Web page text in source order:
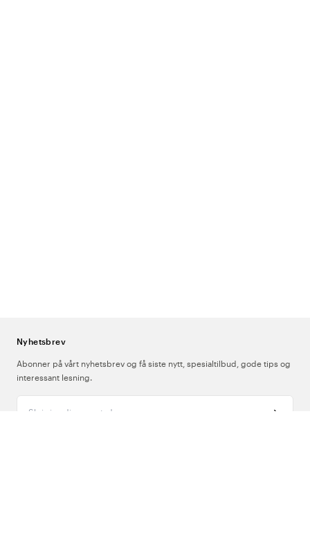
Nyhetsbrev
Abonner på vårt nyhetsbrev og få siste nytt, spesialtilbud, gode tips og
interessant lesning.